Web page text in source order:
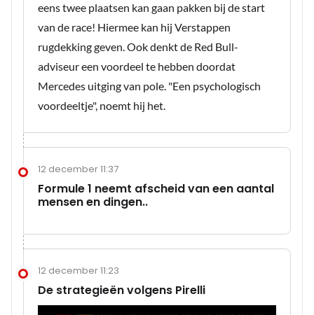
eens twee plaatsen kan gaan pakken bij de start
van de race! Hiermee kan hij Verstappen
rugdekking geven. Ook denkt de Red Bull-
adviseur een voordeel te hebben doordat
Mercedes uitging van pole. "Een psychologisch
voordeeltje", noemt hij het.
12 december 11:37
Formule 1 neemt afscheid van een aantal
mensen en dingen..
12 december 11:23
De strategieën volgens Pirelli